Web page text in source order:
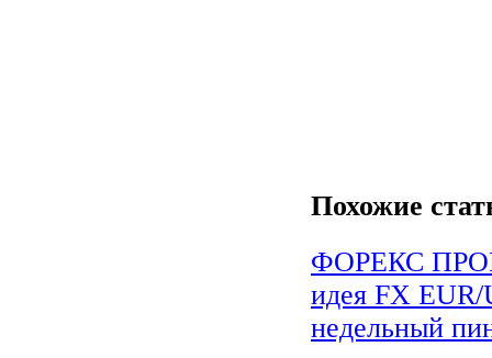
Похожие
ФОРЕКС
идея FX EUR/
недельный